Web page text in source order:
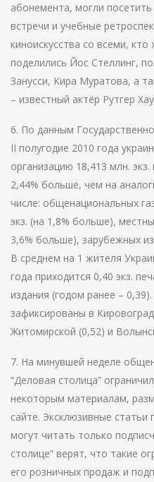
абонемента, могли
встречи и учебные
киноискусства со всеми,
поделились Йос Стеллинг,
Занусси, Кира Муратова, а
– известный актёр Рутгер
6. По данным
II полугодие 2010 года
организацию 18,413 млн.
2,44% больше, чем на
числе: общенациональных
экз. (на 1,8% больше),
3,6% больше), зарубежных
В среднем на 1 жителя
года приходится 0,40 экз.
издания (годом ранее –
зафиксированы в
Житомирской (0,52) и
7. На минувшей неделе
“Деловая столица”
некоторым материалам,
сайте. Эксклюзивные
могут читать только
столице” верят, что такие
его розничных продаж и